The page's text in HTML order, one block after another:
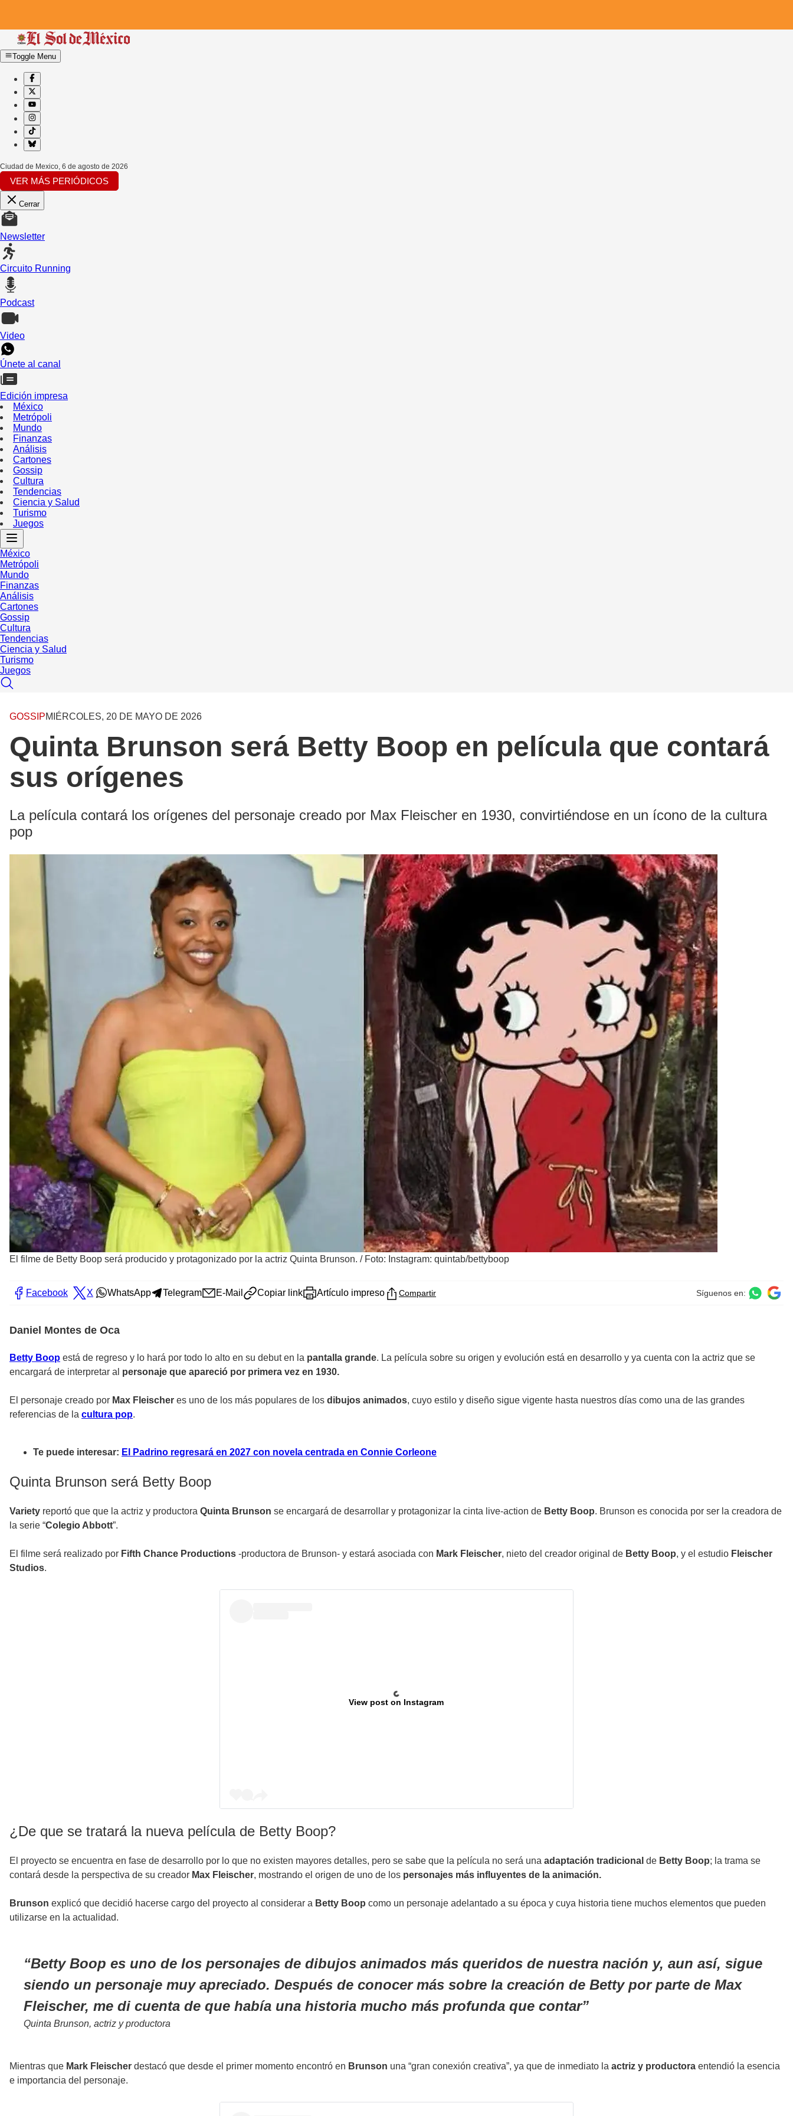
Toggle Menu
Ciudad de Mexico, 6 de agosto de 2026
VER MÁS PERIÓDICOS
Cerrar
Newsletter
Circuito Running
Podcast
Video
Únete al canal
Edición impresa
México
Metrópoli
Mundo
Finanzas
Análisis
Cartones
Gossip
Cultura
Tendencias
Ciencia y Salud
Turismo
Juegos
México
Metrópoli
Mundo
Finanzas
Análisis
Cartones
Gossip
Cultura
Tendencias
Ciencia y Salud
Turismo
Juegos
GOSSIPMIÉRCOLES, 20 DE MAYO DE 2026
Quinta Brunson será Betty Boop en película que contará
sus orígenes
La película contará los orígenes del personaje creado por Max Fleischer en 1930, convirtiéndose en un ícono de la cultura
pop
El filme de Betty Boop será producido y protagonizado por la actriz Quinta Brunson. / Foto: Instagram: quintab/bettyboop
Facebook X WhatsApp Telegram E-Mail Copiar link Artículo impreso Compartir Síguenos en:
Daniel Montes de Oca
Betty Boop está de regreso y lo hará por todo lo alto en su debut en la pantalla grande. La película sobre su origen y evolución está en desarrollo y ya cuenta con la actriz que se
encargará de interpretar al personaje que apareció por primera vez en 1930.
El personaje creado por Max Fleischer es uno de los más populares de los dibujos animados, cuyo estilo y diseño sigue vigente hasta nuestros días como una de las grandes
referencias de la cultura pop.
Te puede interesar: El Padrino regresará en 2027 con novela centrada en Connie Corleone
Quinta Brunson será Betty Boop
Variety reportó que que la actriz y productora Quinta Brunson se encargará de desarrollar y protagonizar la cinta live-action de Betty Boop. Brunson es conocida por ser la creadora de
la serie “Colegio Abbott”.
El filme será realizado por Fifth Chance Productions -productora de Brunson- y estará asociada con Mark Fleischer, nieto del creador original de Betty Boop, y el estudio Fleischer
Studios.
View post on Instagram
¿De que se tratará la nueva película de Betty Boop?
El proyecto se encuentra en fase de desarrollo por lo que no existen mayores detalles, pero se sabe que la película no será una adaptación tradicional de Betty Boop; la trama se
contará desde la perspectiva de su creador Max Fleischer, mostrando el origen de uno de los personajes más influyentes de la animación.
Brunson explicó que decidió hacerse cargo del proyecto al considerar a Betty Boop como un personaje adelantado a su época y cuya historia tiene muchos elementos que pueden
utilizarse en la actualidad.
Betty Boop es uno de los personajes de dibujos animados más queridos de nuestra nación y, aun así, sigue
siendo un personaje muy apreciado. Después de conocer más sobre la creación de Betty por parte de Max
Fleischer, me di cuenta de que había una historia mucho más profunda que contar
Quinta Brunson, actriz y productora
Mientras que Mark Fleischer destacó que desde el primer momento encontró en Brunson una “gran conexión creativa”, ya que de inmediato la actriz y productora entendió la esencia
e importancia del personaje.